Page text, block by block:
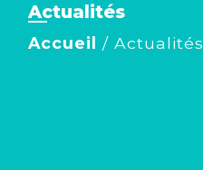
Actualités
Accueil / Actualités